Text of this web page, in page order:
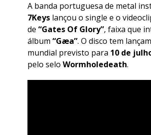
A banda portuguesa de metal
7Keys lançou o single e o
de “Gates Of Glory”, faixa que
álbum “Gæa”. O disco tem
mundial previsto para 10 de
pelo selo Wormholedeath.